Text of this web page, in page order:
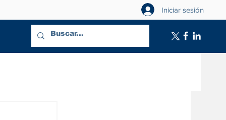
Iniciar sesión